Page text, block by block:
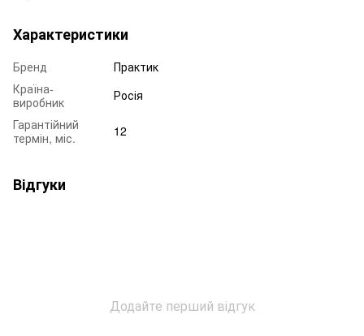
Характеристики
Бренд
Практик
Країна-
виробник
Росія
Гарантійний
термін, міс.
12
Відгуки
Додайте перший відгук